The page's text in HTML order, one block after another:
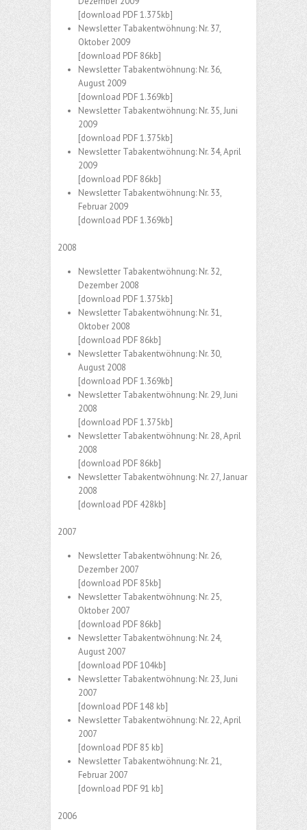
[download PDF 1.375kb]
Newsletter Tabakentwöhnung: Nr. 37,
Oktober 2009
[download PDF 86kb]
Newsletter Tabakentwöhnung: Nr. 36,
August 2009
[download PDF 1.369kb]
Newsletter Tabakentwöhnung: Nr. 35, Juni
2009
[download PDF 1.375kb]
Newsletter Tabakentwöhnung: Nr. 34, April
2009
[download PDF 86kb]
Newsletter Tabakentwöhnung: Nr. 33,
Februar 2009
[download PDF 1.369kb]
2008
Newsletter Tabakentwöhnung: Nr. 32,
Dezember 2008
[download PDF 1.375kb]
Newsletter Tabakentwöhnung: Nr. 31,
Oktober 2008
[download PDF 86kb]
Newsletter Tabakentwöhnung: Nr. 30,
August 2008
[download PDF 1.369kb]
Newsletter Tabakentwöhnung: Nr. 29, Juni
2008
[download PDF 1.375kb]
Newsletter Tabakentwöhnung: Nr. 28, April
2008
[download PDF 86kb]
Newsletter Tabakentwöhnung: Nr. 27, Januar
2008
[download PDF 428kb]
2007
Newsletter Tabakentwöhnung: Nr. 26,
Dezember 2007
[download PDF 85kb]
Newsletter Tabakentwöhnung: Nr. 25,
Oktober 2007
[download PDF 86kb]
Newsletter Tabakentwöhnung: Nr. 24,
August 2007
[download PDF 104kb]
Newsletter Tabakentwöhnung: Nr. 23, Juni
2007
[download PDF 148 kb]
Newsletter Tabakentwöhnung: Nr. 22, April
2007
[download PDF 85 kb]
Newsletter Tabakentwöhnung: Nr. 21,
Februar 2007
[download PDF 91 kb]
2006